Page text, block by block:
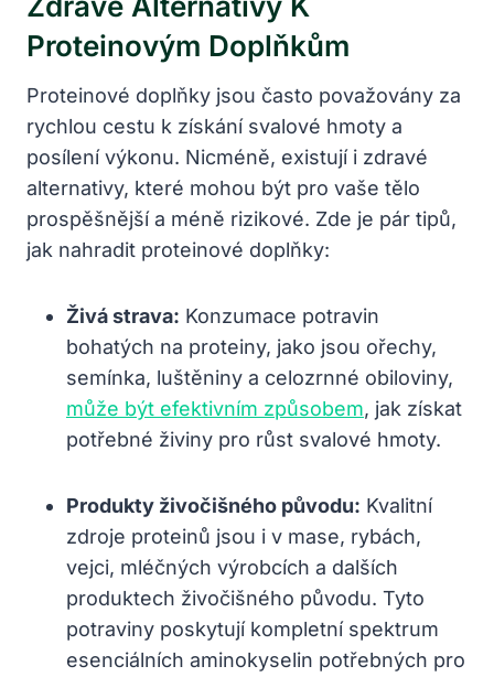
Proteinovým Doplňkům
Proteinové doplňky jsou často považovány za
rychlou cestu k získání svalové hmoty a
posílení výkonu. Nicméně, existují i zdravé
alternativy, které mohou být pro vaše tělo
prospěšnější a méně rizikové. Zde je pár tipů,
jak nahradit proteinové doplňky:
Živá strava: Konzumace potravin
bohatých na proteiny, jako jsou ořechy,
semínka, luštěniny a celozrnné obiloviny,
může být efektivním způsobem, jak získat
potřebné živiny pro růst svalové hmoty.
Produkty živočišného původu: Kvalitní
zdroje proteinů jsou i v mase, rybách,
vejci, mléčných výrobcích a dalších
produktech živočišného původu. Tyto
potraviny poskytují kompletní spektrum
esenciálních aminokyselin potřebných pro